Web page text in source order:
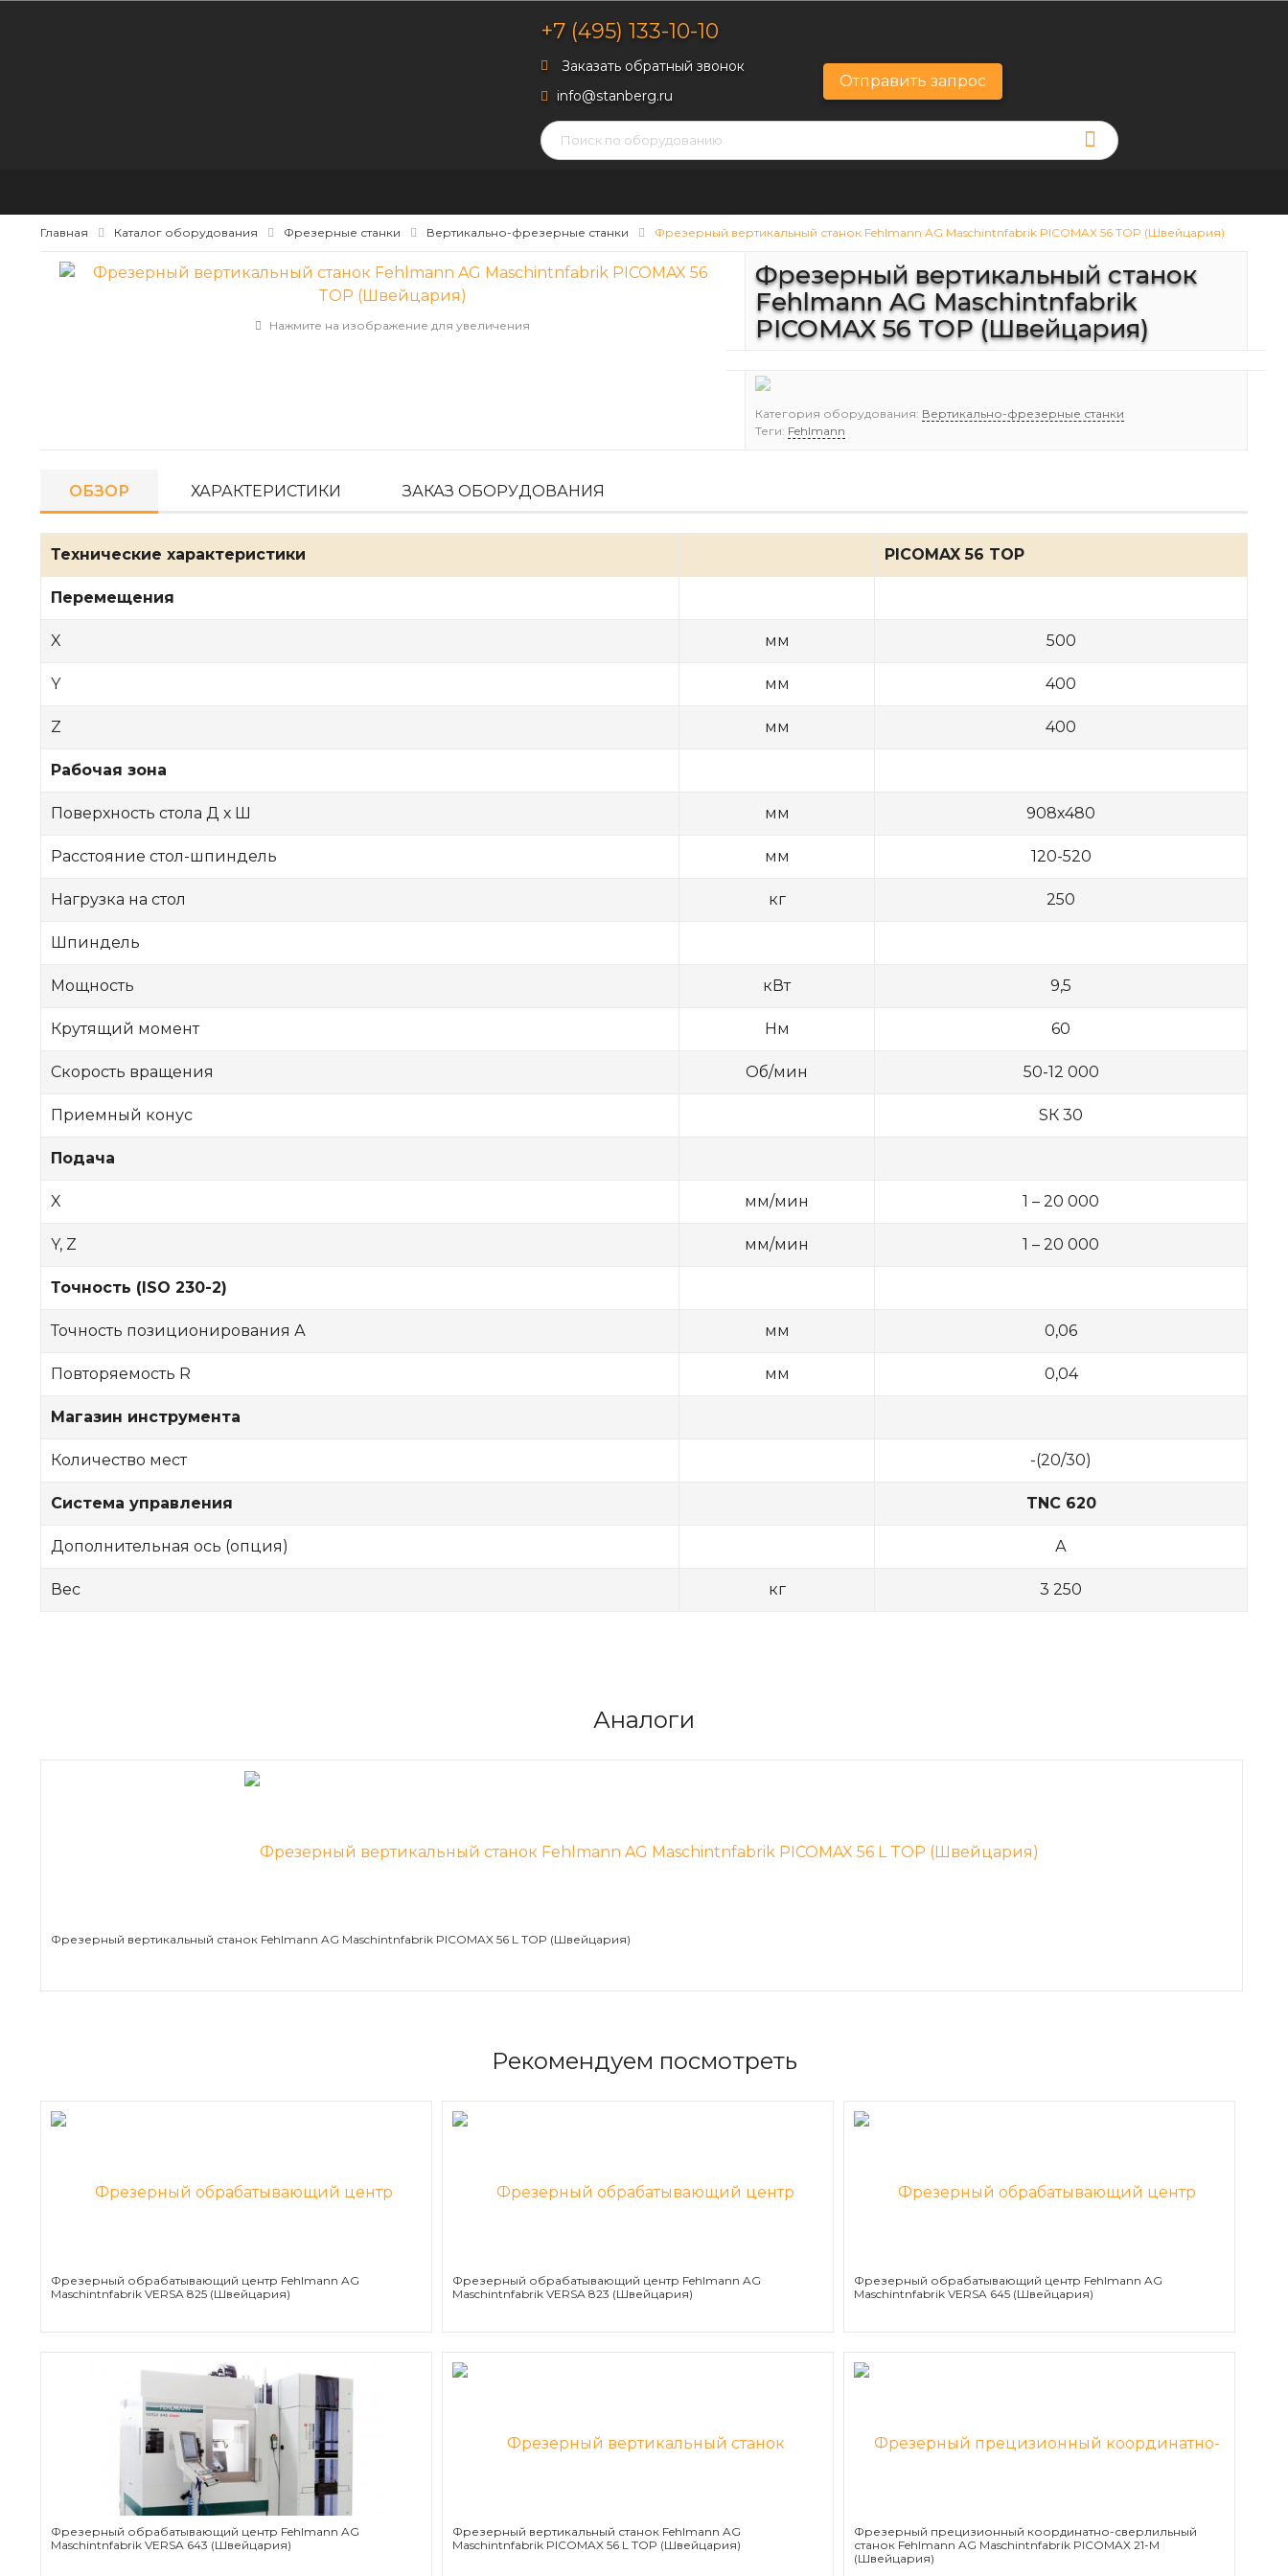
+7 (495) 133-10-10
Заказать обратный звонок
info@stanberg.ru
Отправить запрос
Главная Каталог оборудования Фрезерные станки Вертикально-фрезерные станки Фрезерный вертикальный станок Fehlmann AG Maschintnfabrik PICOMAX 56 TOP (Швейцария)
Нажмите на изображение для увеличения
Фрезерный вертикальный станок
Fehlmann AG Maschintnfabrik
PICOMAX 56 TOP (Швейцария)
Категория оборудования: Вертикально-фрезерные станки
Теги: Fehlmann
ОБЗОР ХАРАКТЕРИСТИКИ ЗАКАЗ ОБОРУДОВАНИЯ
Технические характеристики PICOMAX 56 TOP
Перемещения
X мм 500
Y мм 400
Z мм 400
Рабочая зона
Поверхность стола Д х Ш мм 908х480
Расстояние стол-шпиндель мм 120-520
Нагрузка на стол кг 250
Шпиндель
Мощность кВт 9,5
Крутящий момент Нм 60
Скорость вращения Об/мин 50-12 000
Приемный конус SК 30
Подача
X мм/мин 1 – 20 000
Y, Z мм/мин 1 – 20 000
Точность (ISO 230-2)
Точность позиционирования А мм 0,06
Повторяемость R мм 0,04
Магазин инструмента
Количество мест -(20/30)
Система управления TNC 620
Дополнительная ось (опция) А
Вес кг 3 250
Аналоги
Фрезерный вертикальный станок Fehlmann AG Maschintnfabrik PICOMAX 56 L TOP (Швейцария)
Рекомендуем посмотреть
Фрезерный обрабатывающий центр Fehlmann AG
Maschintnfabrik VERSA 825 (Швейцария)
Фрезерный обрабатывающий центр Fehlmann AG
Maschintnfabrik VERSA 823 (Швейцария)
Фрезерный обрабатывающий центр Fehlmann AG
Maschintnfabrik VERSA 645 (Швейцария)
Фрезерный обрабатывающий центр Fehlmann AG
Maschintnfabrik VERSA 643 (Швейцария)
Фрезерный вертикальный станок Fehlmann AG
Maschintnfabrik PICOMAX 56 L TOP (Швейцария)
Фрезерный прецизионный координатно-сверлильный
станок Fehlmann AG Maschintnfabrik PICOMAX 21-М
(Швейцария)